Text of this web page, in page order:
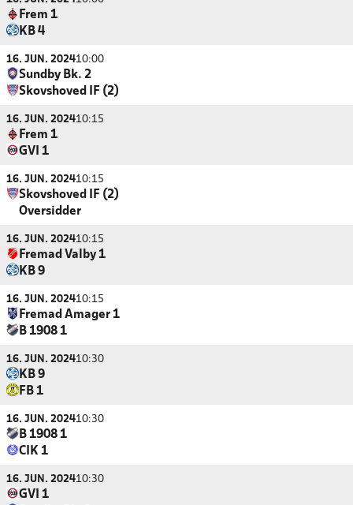
Frem 1
KB 4
16. JUN. 202410:00
Sundby Bk. 2
Skovshoved IF (2)
16. JUN. 202410:15
Frem 1
GVI 1
16. JUN. 202410:15
Skovshoved IF (2)
Oversidder
16. JUN. 202410:15
Fremad Valby 1
KB 9
16. JUN. 202410:15
Fremad Amager 1
B 1908 1
16. JUN. 202410:30
KB 9
FB 1
16. JUN. 202410:30
B 1908 1
CIK 1
16. JUN. 202410:30
GVI 1